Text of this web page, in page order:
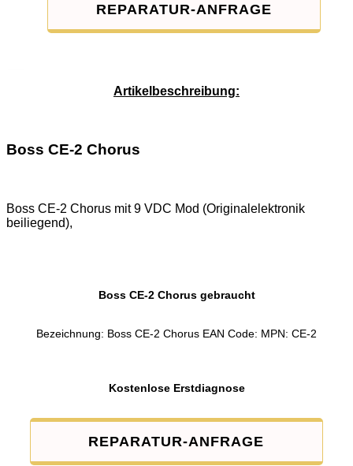
REPARATUR-ANFRAGE
Artikelbeschreibung:
Boss CE-2 Chorus
Boss CE-2 Chorus mit 9 VDC Mod (Originalelektronik
beiliegend),
Boss CE-2 Chorus gebraucht
Bezeichnung: Boss CE-2 Chorus EAN Code: MPN: CE-2
Kostenlose Erstdiagnose
REPARATUR-ANFRAGE